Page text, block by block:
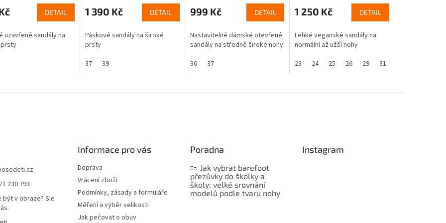
DETAIL
uzavřené sandály na
1 390 Kč DETAIL
Páskové sandály na široké
prsty
37
39
999 Kč DETAIL
Nastavitelné dámské otevřené
sandály na středně široké nohy
36
37
1 250 Kč DETAIL
Lehké veganské sandály na
normální až užší nohy
23
24 25 26 29 31
230 793
být v obraze? Sle
Informace pro vás
Doprava
Vrácení zboží
Podmínky, zásady a formuláře
Měření a výběr velikosti
Jak pečovat o obuv
Poradna
👟 Jak vybrat barefoot
přezůvky do školky a
školy: velké srovnání
modelů podle tvaru nohy
Instagram